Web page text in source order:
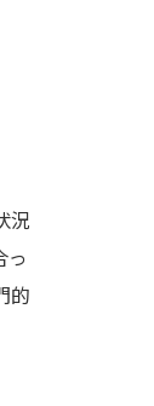
況
っ
的